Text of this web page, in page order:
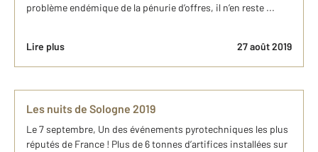
problème endémique de la pénurie d’offres, il n’en reste ...
Lire plus 27 août 2019
Les nuits de Sologne 2019
Le 7 septembre, Un des événements pyrotechniques les plus
réputés de France ! Plus de 6 tonnes d’artifices installées sur